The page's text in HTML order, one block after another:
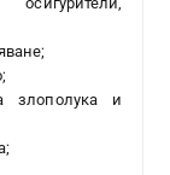
злополука и